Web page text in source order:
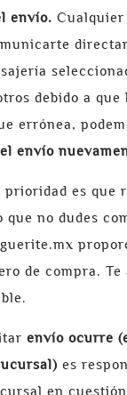
envío.
debido a que
errónea,
envío
prioridad es que
que no dudes
de compra. Te
envío ocurre
es
en